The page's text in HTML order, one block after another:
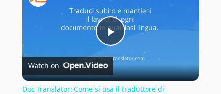
Play
Video
Watch on
Doc Translator: Come si usa il traduttore di